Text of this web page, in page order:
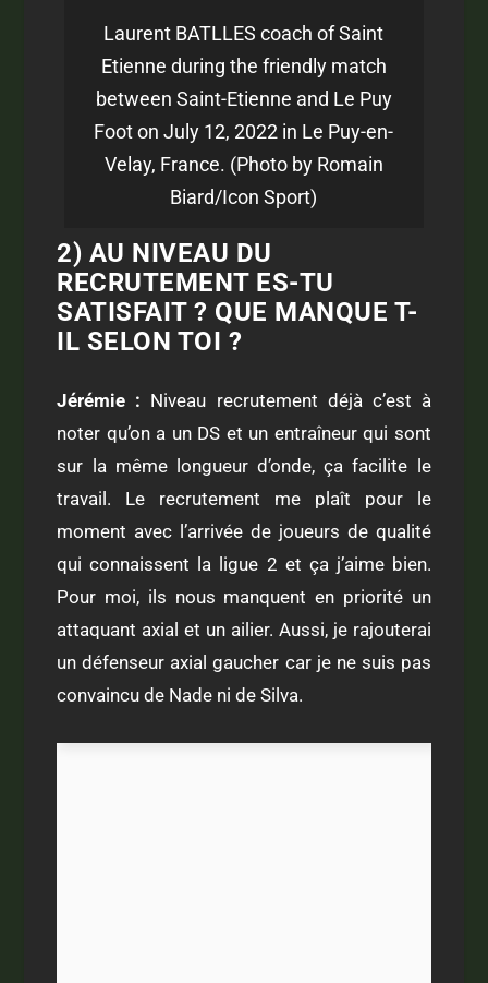
Laurent BATLLES coach of Saint
Etienne during the friendly match
between Saint-Etienne and Le Puy
Foot on July 12, 2022 in Le Puy-en-
Velay, France. (Photo by Romain
Biard/Icon Sport)
2) AU NIVEAU DU
RECRUTEMENT ES-TU
SATISFAIT ? QUE MANQUE T-
IL SELON TOI ?
Jérémie : Niveau recrutement déjà c’est à
noter qu’on a un DS et un entraîneur qui sont
sur la même longueur d’onde, ça facilite le
travail. Le recrutement me plaît pour le
moment avec l’arrivée de joueurs de qualité
qui connaissent la ligue 2 et ça j’aime bien.
Pour moi, ils nous manquent en priorité un
attaquant axial et un ailier. Aussi, je rajouterai
un défenseur axial gaucher car je ne suis pas
convaincu de Nade ni de Silva.